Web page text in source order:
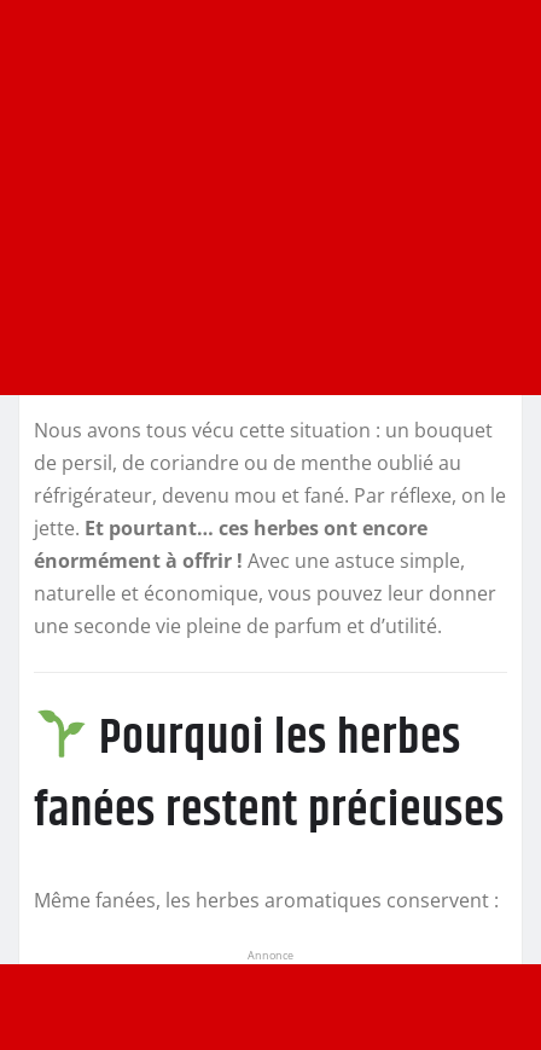
Nous avons tous vécu cette situation : un bouquet
de persil, de coriandre ou de menthe oublié au
réfrigérateur, devenu mou et fané. Par réflexe, on le
jette. Et pourtant… ces herbes ont encore
énormément à offrir ! Avec une astuce simple,
naturelle et économique, vous pouvez leur donner
une seconde vie pleine de parfum et d’utilité.
Pourquoi les herbes
fanées restent précieuses
Même fanées, les herbes aromatiques conservent :
Annonce